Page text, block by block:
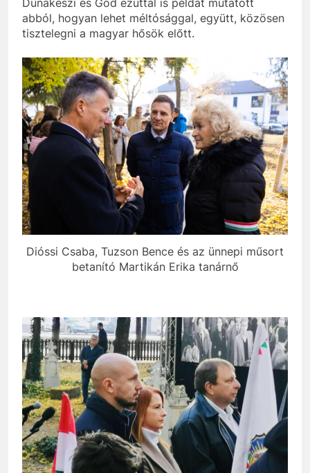
abból, hogyan lehet méltósággal, együtt, közösen
tisztelegni a magyar hősök előtt.
Dióssi Csaba, Tuzson Bence és az ünnepi műsort
betanító Martikán Erika tanárnő